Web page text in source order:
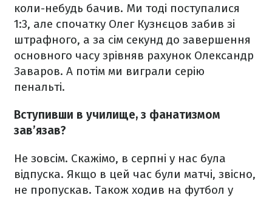
коли-небудь бачив. Ми тоді поступалися
1:3, але спочатку Олег Кузнєцов забив зі
штрафного, а за сім секунд до завершення
основного часу зрівняв рахунок Олександр
Заваров. А потім ми виграли серію
пенальті.
Вступивши в училище, з фанатизмом
зав’язав?
Не зовсім. Скажімо, в серпні у нас була
відпуска. Якщо в цей час були матчі, звісно,
не пропускав. Також ходив на футбол у